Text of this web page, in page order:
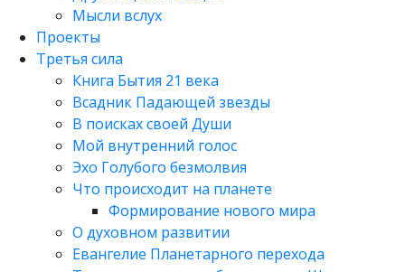
Мысли вслух
Проекты
Третья сила
Книга Бытия 21 века
Всадник Падающей звезды
В поисках своей Души
Мой внутренний голос
Эхо Голубого безмолвия
Что происходит на планете
Формирование нового мира
О духовном развитии
Евангелие Планетарного перехода